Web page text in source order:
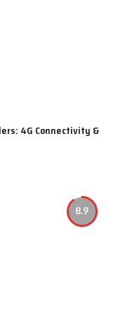
4G Connectivity &
8.9